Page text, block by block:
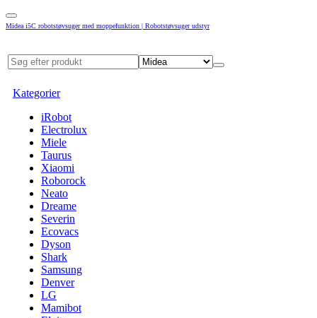
Midea i5C robotstøvsuger med moppefunktion | Robotstøvsuger udstyr
Kategorier
iRobot
Electrolux
Miele
Taurus
Xiaomi
Roborock
Neato
Dreame
Severin
Ecovacs
Dyson
Shark
Samsung
Denver
LG
Mamibot